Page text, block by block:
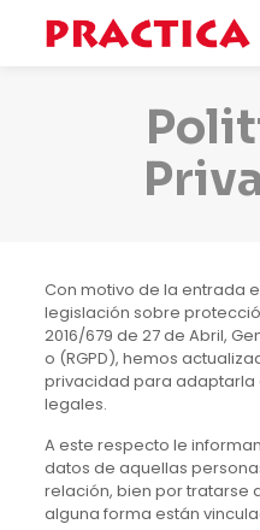
Con motivo de la entrada
legislación sobre
2016/679 de 27 de Abril,
o (RGPD), hemos
privacidad para adaptarla
legales.
A este respecto le
datos de aquellas
relación, bien por tratarse
alguna forma están